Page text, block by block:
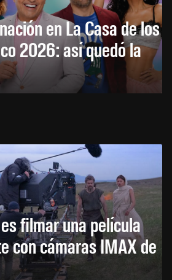
en La Casa de los
2026: así quedó la
filmar una película
con cámaras IMAX de